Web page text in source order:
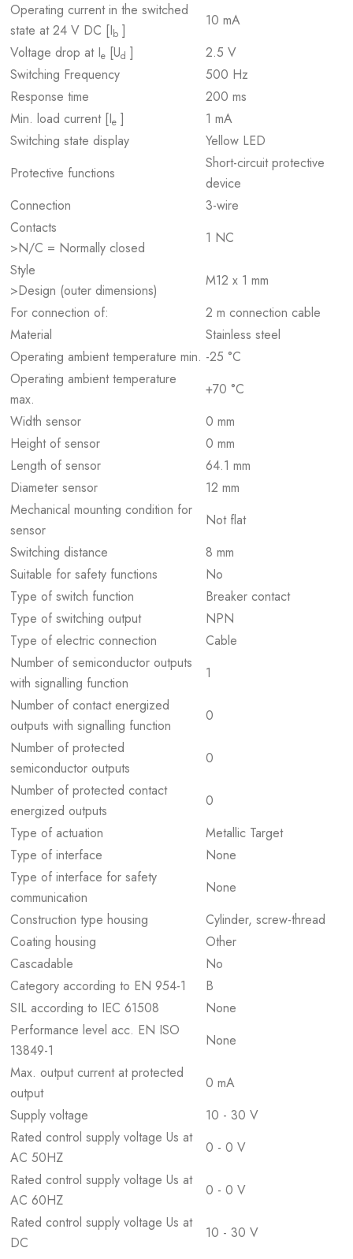
Operating current in the switched
state at 24 V DC [Ib ]
10 mA
Voltage drop at Ie [Ud ]
2.5 V
Switching Frequency
500 Hz
Response time
200 ms
Min. load current [Ie ]
1 mA
Switching state display
Yellow LED
Protective functions
Short-circuit protective
device
Connection
3-wire
Contacts
>N/C = Normally closed
1 NC
Style
>Design (outer dimensions)
M12 x 1 mm
For connection of:
2 m connection cable
Material
Stainless steel
Operating ambient temperature min. -25 °C
Operating ambient temperature
max.
+70 °C
Width sensor
0 mm
Height of sensor
0 mm
Length of sensor
64.1 mm
Diameter sensor
12 mm
Mechanical mounting condition for
sensor
Not flat
Switching distance
8 mm
Suitable for safety functions
No
Type of switch function
Breaker contact
Type of switching output
NPN
Type of electric connection
Cable
Number of semiconductor outputs
with signalling function
1
Number of contact energized
outputs with signalling function
0
Number of protected
semiconductor outputs
0
Number of protected contact
energized outputs
0
Type of actuation
Metallic Target
Type of interface
None
Type of interface for safety
communication
None
Construction type housing
Cylinder, screw-thread
Coating housing
Other
Cascadable
No
Category according to EN 954-1
B
SIL according to IEC 61508
None
Performance level acc. EN ISO
13849-1
None
Max. output current at protected
output
0 mA
Supply voltage
10 - 30 V
Rated control supply voltage Us at
AC 50HZ
0 - 0 V
Rated control supply voltage Us at
AC 60HZ
0 - 0 V
Rated control supply voltage Us at
DC
10 - 30 V